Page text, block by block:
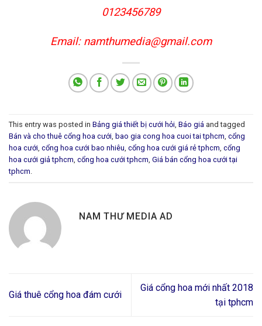
0123456789
Email: namthumedia@gmail.com
This entry was posted in Bảng giá thiết bị cưới hỏi Báo giá and tagged
Bán và cho thuê cổng hoa cưới bao gia cong hoa cuoi tai tphcm cổng
hoa cưới cổng hoa cưới bao nhiêu cổng hoa cưới giá rẻ tphcm cổng
hoa cưới giả tphcm cổng hoa cưới tphcm Giá bán cổng hoa cưới tại
tphcm
NAM THƯ MEDIA AD
Giá thuê cổng hoa đám cưới
Giá cổng hoa mới nhất 2018
tại tphcm